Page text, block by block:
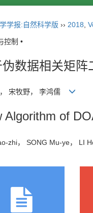
学报:自然科学版 ›› 2018
控制 •
伪数据相关矩阵
宋牧野， 李鸿儒
Algorithm of
zhi， SONG Mu-ye， LI